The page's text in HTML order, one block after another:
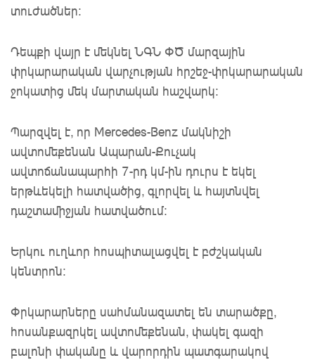
տուժածներ։
Դեպքի վայր է մեկնել ՆԳՆ ՓԾ մարզային
փրկարարական վարչության հրշեջ-փրկարարական
ջոկատից մեկ մարտական հաշվարկ։
Պարզվել է, որ Mercedes-Benz մակնիշի
ավտոմեքենան Ապարան-Քուչակ
ավտոճանապարհի 7-րդ կմ-ին դուրս է եկել
երթևեկելի հատվածից, գլորվել և հայտնվել
դաշտամիջյան հատվածում։
Երկու ուղևոր հոսպիտալացվել է բժշկական
կենտրոն։
Փրկարարները սահմանազատել են տարածքը,
հոսանքազրկել ավտոմեքենան, փակել գազի
բալոնի փականը և վարորդին պատգարակով